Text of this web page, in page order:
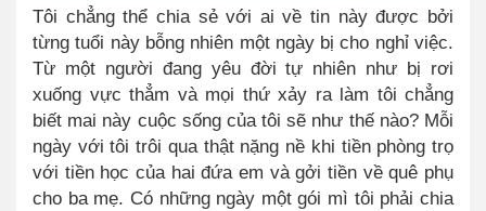
Tôi chẳng thể chia sẻ với ai về tin này được bởi
từng tuổi này bỗng nhiên một ngày bị cho nghỉ việc.
Từ một người đang yêu đời tự nhiên như bị rơi
xuống vực thẳm và mọi thứ xảy ra làm tôi chẳng
biết mai này cuộc sống của tôi sẽ như thế nào? Mỗi
ngày với tôi trôi qua thật nặng nề khi tiền phòng trọ
với tiền học của hai đứa em và gởi tiền về quê phụ
cho ba mẹ. Có những ngày một gói mì tôi phải chia